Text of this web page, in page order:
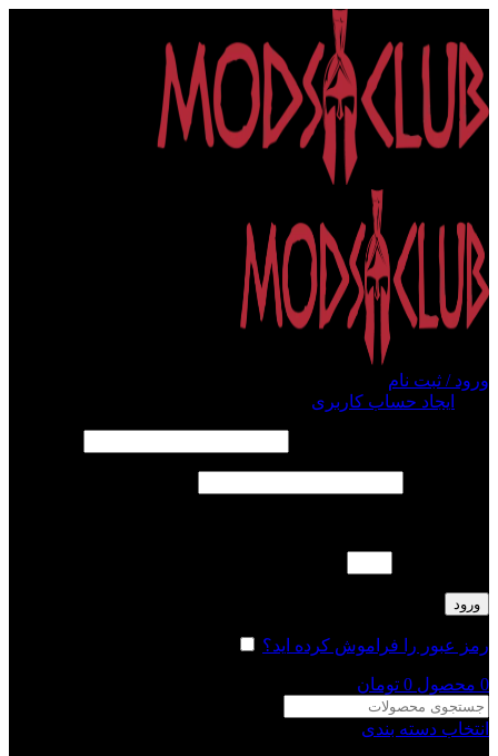
ورود / ثبت نام
ایجاد حساب کاربری
ورود
رمز عبور را فراموش کرده اید؟
0 محصول 0 تومان
انتخاب دسته بندی